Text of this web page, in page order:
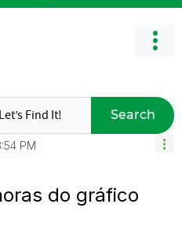
Search
PM
do gráfico